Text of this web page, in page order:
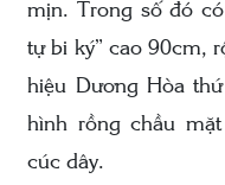
mịn. Trong số đó
tự bi ký” cao 90cm,
hiệu Dương Hòa
hình rồng chầu
cúc dây.